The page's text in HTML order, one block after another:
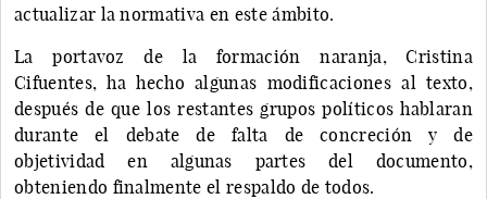
actualizar la normativa en este ámbito.
La portavoz de la formación naranja, Cristina
Cifuentes, ha hecho algunas modificaciones al texto,
después de que los restantes grupos políticos hablaran
durante el debate de falta de concreción y de
objetividad en algunas partes del documento,
obteniendo finalmente el respaldo de todos.